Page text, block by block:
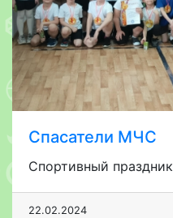
Спасатели МЧС
Спортивный праздник
22.02.2024